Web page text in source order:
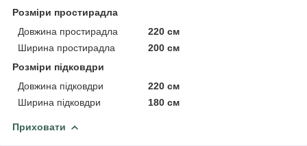
Розміри простирадла
Довжина простирадла
220 см
Ширина простирадла
200 см
Розміри підковдри
Довжина підковдри
220 см
Ширина підковдри
180 см
Приховати